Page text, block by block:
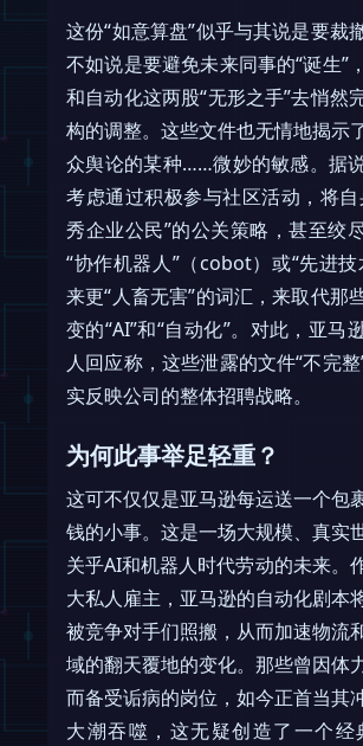
这份“如意算盘”似乎与其说是要裁
不如说是要避免未来同事的“诞生”
和自动化这两股“无形之手”去悄然
构的调整。这些文件也无情地揭示
众舆论的某种……微妙的敏感。据
考虑通过积极参与社区活动，将自
秀企业公民”的公关策略，甚至绞
“协作机器人”（cobot）或“先进技
来更“人畜无害”的词汇，来取代那
变的“AI”和“自动化”。对此，亚马
人回应称，这些泄露的文件“不完
实反映公司的整体招聘战略。
为何此事举足轻重？
这可不仅仅是亚马逊每运送一个包
钱的小事。这是一场大规模、真实
关乎AI和机器人时代劳动的未来。
大私人雇主，亚马逊的自动化剧本
被竞争对手们照搬，从而加速物流
域的翻天覆地的变化。那些曾因体
而备受诟病的岗位，如今正首当其
大潮吞噬，这无疑创造了一个经